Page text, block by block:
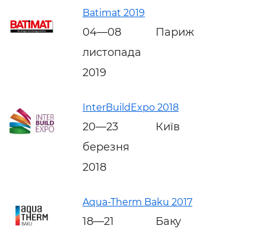
Batimat 2019
04—08
листопада
2019
Париж
InterBuildExpo 2018
20—23
березня
2018
Київ
Aqua-Therm Baku 2017
18—21
Баку